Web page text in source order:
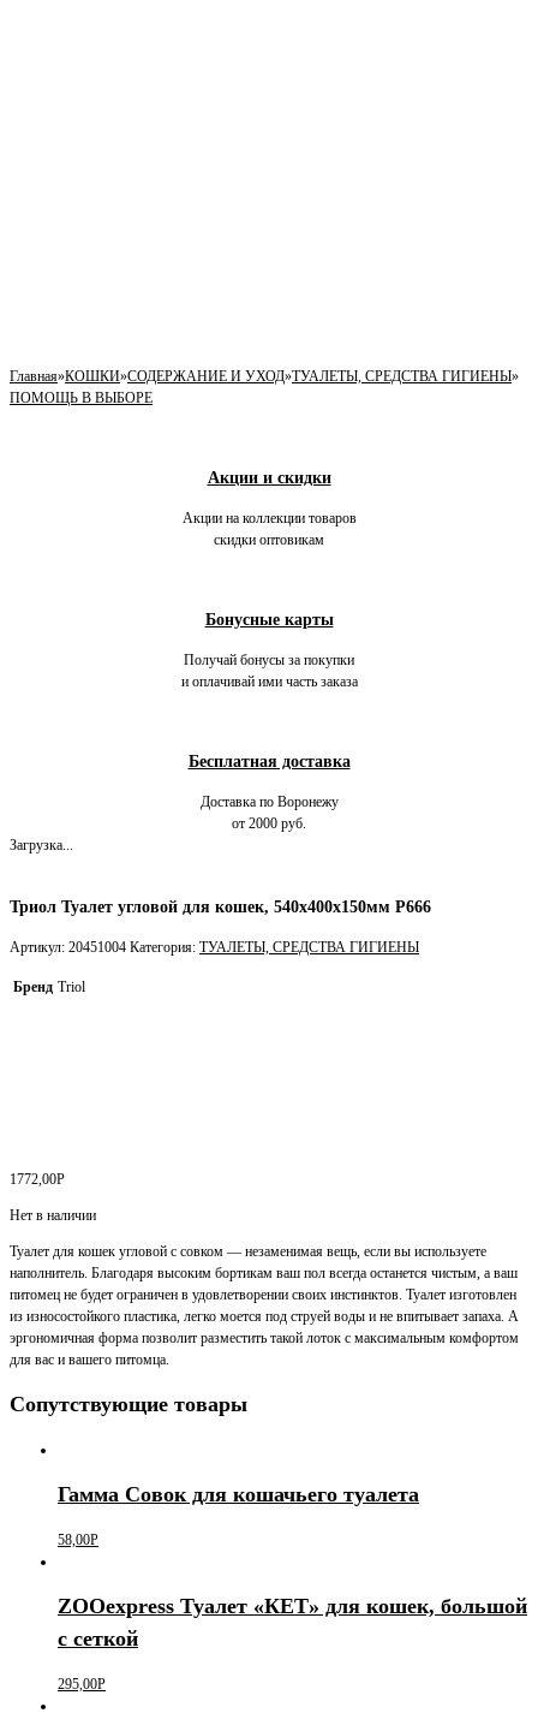
Главная»КОШКИ»СОДЕРЖАНИЕ И УХОД»ТУАЛЕТЫ, СРЕДСТВА ГИГИЕНЫ»
ПОМОЩЬ В ВЫБОРЕ
Акции и скидки
Акции на коллекции товаров
скидки оптовикам
Бонусные карты
Получай бонусы за покупки
и оплачивай ими часть заказа
Бесплатная доставка
Доставка по Воронежу
от 2000 руб.
Загрузка...
Триол Туалет угловой для кошек, 540х400х150мм P666
Артикул: 20451004 Категория: ТУАЛЕТЫ, СРЕДСТВА ГИГИЕНЫ
Бренд Triol
1772,00Р
Нет в наличии
Туалет для кошек угловой с совком — незаменимая вещь, если вы используете
наполнитель. Благодаря высоким бортикам ваш пол всегда останется чистым, а ваш
питомец не будет ограничен в удовлетворении своих инстинктов. Туалет изготовлен
из износостойкого пластика, легко моется под струей воды и не впитывает запаха. А
эргономичная форма позволит разместить такой лоток с максимальным комфортом
для вас и вашего питомца.
Сопутствующие товары
Гамма Совок для кошачьего туалета
58,00Р
ZOOexpress Туалет «КЕТ» для кошек, большой
с сеткой
295,00Р